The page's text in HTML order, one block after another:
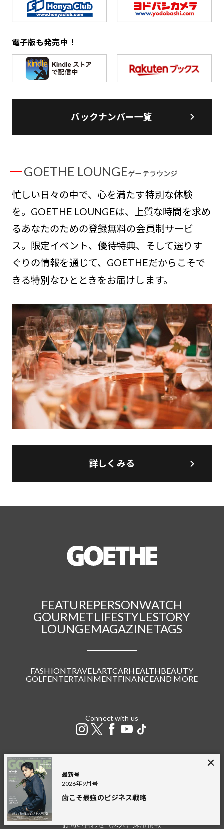
電子版も発売中！
バックナンバー一覧
GOETHE LOUNGEゲーテラウンジ
忙しい日々の中で、心を満たす特別な体験
を。GOETHE LOUNGEは、上質な時間を求め
るあなたのための登録無料の会員制サービ
ス。限定イベント、優待特典、そして選りす
ぐりの情報を通じて、GOETHEだからこそで
きる特別なひとときをお届けします。
詳しくみる
最新号
2026年9月号
歯こそ最強のビジネス戦略
FEATUREPERSONWATCH
GOURMETLIFESTYLESTORY
LOUNGEMAGAZINETAGS
FASHIONTRAVELARTCARHEALTHBEAUTY
GOLFENTERTAINMENTFINANCEAND MORE
Connect with us
GOETHE LOUNGEJAPANDORAKU
THE GOLD ONLINE
特定商取引法に基づく表記
お問い合わせ（法人）採用情報